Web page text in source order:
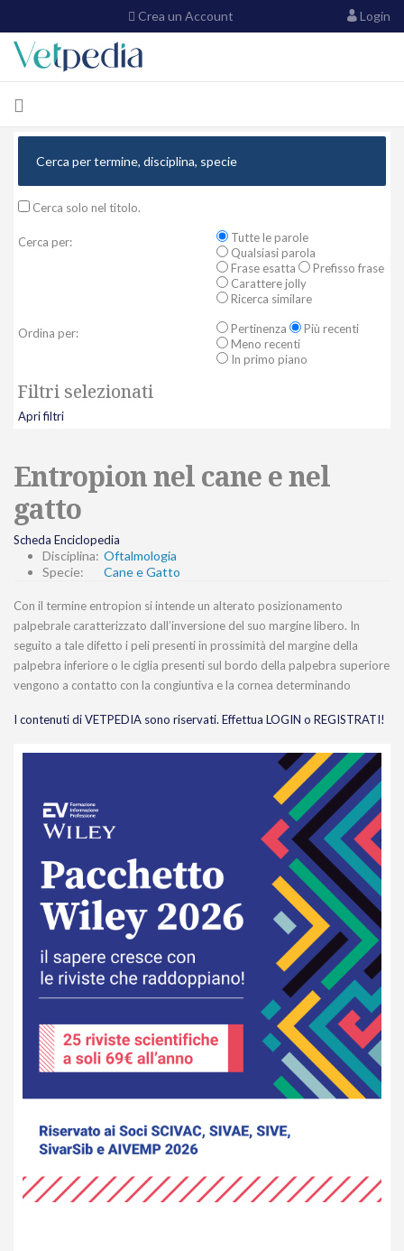
Crea un Account Login
Cerca solo nel titolo.
Cerca per:
Tutte le parole
Qualsiasi parola
Frase esatta
Prefisso frase
Carattere jolly
Ricerca similare
Ordina per: Pertinenza
Più recenti
Meno recenti
In primo piano
Filtri selezionati
Apri filtri
Entropion nel cane e nel
gatto
Scheda Enciclopedia
Disciplina: Oftalmologia
Specie:
Cane e Gatto
Con il termine entropion si intende un alterato posizionamento
palpebrale caratterizzato dall’inversione del suo margine libero. In
seguito a tale difetto i peli presenti in prossimità del margine della
palpebra inferiore o le ciglia presenti sul bordo della palpebra superiore
vengono a contatto con la congiuntiva e la cornea determinando
I contenuti di VETPEDIA sono riservati. Effettua LOGIN o REGISTRATI!